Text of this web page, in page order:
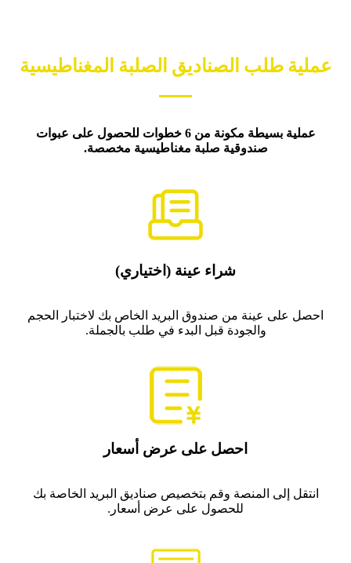
عملية طلب الصناديق الصلبة المغناطيسية
عملية بسيطة مكونة من 6 خطوات للحصول على عبوات
صندوقية صلبة مغناطيسية مخصصة.
شراء عينة (اختياري)
احصل على عينة من صندوق البريد الخاص بك لاختبار الحجم
والجودة قبل البدء في طلب بالجملة.
احصل على عرض أسعار
انتقل إلى المنصة وقم بتخصيص صناديق البريد الخاصة بك
للحصول على عرض أسعار.